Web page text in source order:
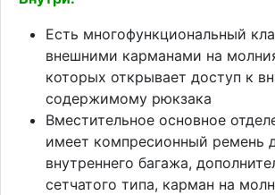
Есть многофункциональный
внешними карманами на
которых открывает доступ к
содержимому рюкзака
Вместительное основное
имеет компресионный ремень
внутреннего багажа,
сетчатого типа, карман на